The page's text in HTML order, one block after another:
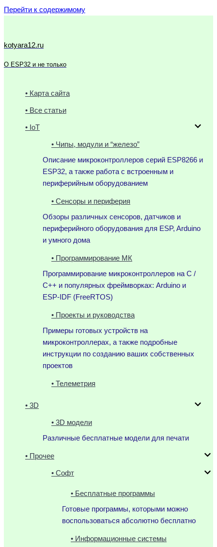
Перейти к содержимому
kotyara12.ru
О ESP32 и не только
• Карта сайта
• Все статьи
• IoT
• Чипы, модули и “железо”
Описание микроконтроллеров серий ESP8266 и
ESP32, а также работа с встроенным и
периферийным оборудованием
• Сенсоры и периферия
Обзоры различных сенсоров, датчиков и
периферийного оборудования для ESP, Arduino
и умного дома
• Программирование МК
Программирование микроконтроллеров на C /
C++ и популярных фреймворках: Arduino и
ESP-IDF (FreeRTOS)
• Проекты и руководства
Примеры готовых устройств на
микроконтроллерах, а также подробные
инструкции по созданию ваших собственных
проектов
• Телеметрия
• 3D
• 3D модели
Различные бесплатные модели для печати
• Прочее
• Софт
• Бесплатные программы
Готовые программы, которыми можно
воспользоваться абсолютно бесплатно
• Информационные системы